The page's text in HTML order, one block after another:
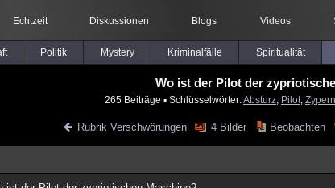
Echtzeit Diskussionen Blogs Videos
Politik Mystery Kriminalfälle Spiritualität
Wo ist der Pilot der
265 Beiträge ▪ Schlüsselwörter:Absturz Pilot Zypern
Rubrik Verschwörungen 4 Bilder Beobachten